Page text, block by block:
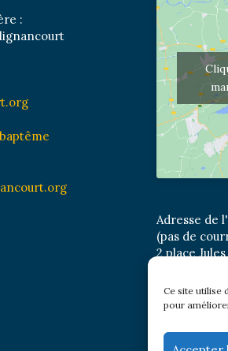
Ce site utilise
pour
:
Adresse de
(pas de
2 place
Bus : Mairie
Newsletter